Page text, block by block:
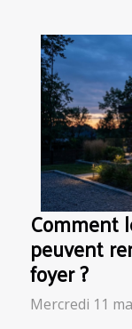
Comment
peuvent
foyer ?
Mercredi 11